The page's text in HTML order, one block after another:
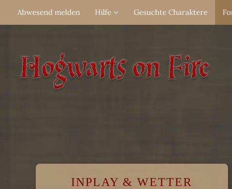
Abwesend melden Hilfe Gesuchte Charaktere
INPLAY & WETTER